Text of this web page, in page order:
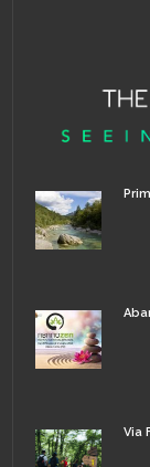
Via